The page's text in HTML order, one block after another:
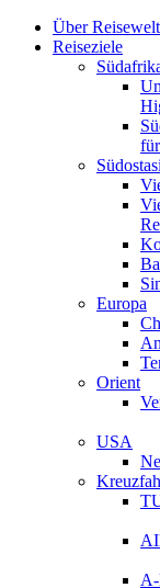
Über
Reiseziele
Europa
Orient
USA